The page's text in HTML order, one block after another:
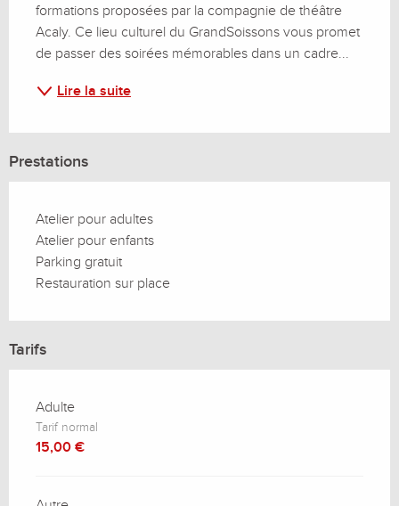
formations proposées par la compagnie de théâtre
Acaly. Ce lieu culturel du GrandSoissons vous promet
de passer des soirées mémorables dans un cadre...
Lire la suite
Prestations
Atelier pour adultes
Atelier pour enfants
Parking gratuit
Restauration sur place
Tarifs
Adulte
Tarif normal
15,00 €